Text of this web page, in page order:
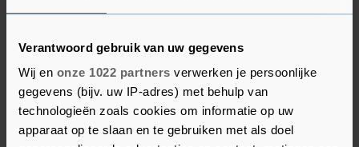
Verantwoord gebruik van uw gegevens
Wij en onze 1022 partners verwerken je persoonlijke
gegevens (bijv. uw IP-adres) met behulp van
technologieën zoals cookies om informatie op uw
apparaat op te slaan en te gebruiken met als doel
In september is de cel van R. in Colombia op
verzoek van het OM in Nederland doorzocht. Er
zijn toen drie telefoons gevonden. Deze zijn aan
Nederland overgedragen voor forensisch
onderzoek.